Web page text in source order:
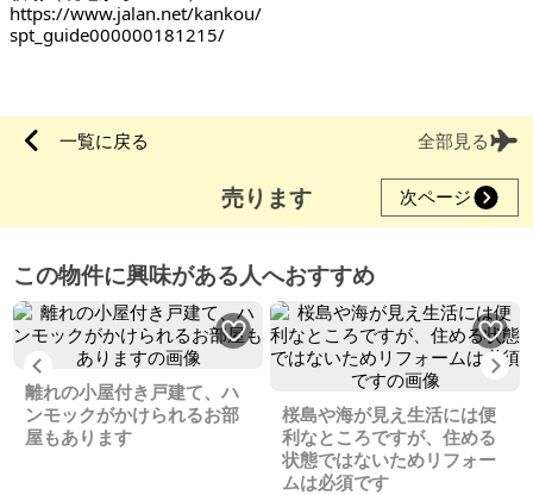
https://www.jalan.net/kankou/
spt_guide000000181215/
一覧に戻る 全部見る
売ります 次ページ
この物件に興味がある人へおすすめ
Previous
離れの小屋付き戸建て、ハ
ンモックがかけられるお部
屋もあります
桜島や海が見え生活には便
利なところですが、住める
状態ではないためリフォー
ムは必須です